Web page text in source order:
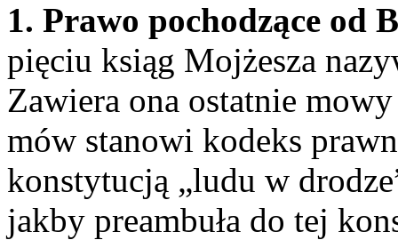
1. Prawo pochodzące od
pięciu ksiąg Mojżesza
Zawiera ona ostatnie
mów stanowi kodeks
konstytucją „ludu w
jakby preambuła do tej